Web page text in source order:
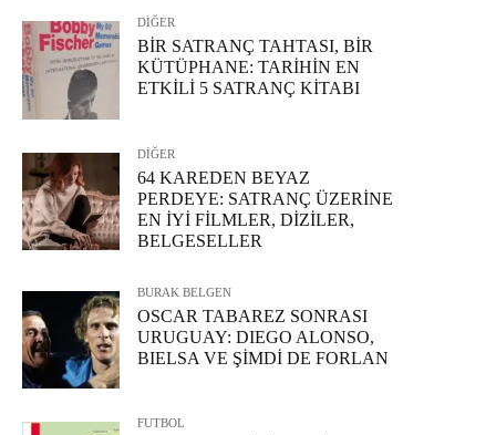
DİĞER
BİR SATRANÇ TAHTASI, BİR
KÜTÜPHANE: TARİHİN EN
ETKİLİ 5 SATRANÇ KİTABI
DİĞER
64 KAREDEN BEYAZ
PERDEYE: SATRANÇ ÜZERİNE
EN İYİ FİLMLER, DİZİLER,
BELGESELLER
BURAK BELGEN
OSCAR TABAREZ SONRASI
URUGUAY: DIEGO ALONSO,
BIELSA VE ŞİMDİ DE FORLAN
FUTBOL